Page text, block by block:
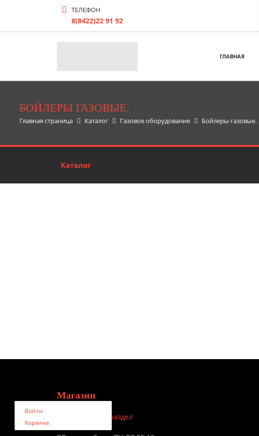
ТЕЛЕФОН
8(8422)22 91 92
ГЛАВНАЯ
БОЙЛЕРЫ ГАЗОВЫЕ.
Главная страница Каталог Газовое оборудование Бойлеры газовые.
Каталог
Войти
Корзина
Магазин
Персональный раздел